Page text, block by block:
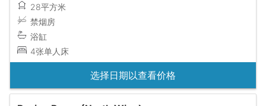
28平方米
禁烟房
浴缸
4张单人床
选择日期以查看价格